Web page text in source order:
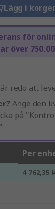
Lägg i
för
över
redo att
Ange den
på
Per
4 762,35